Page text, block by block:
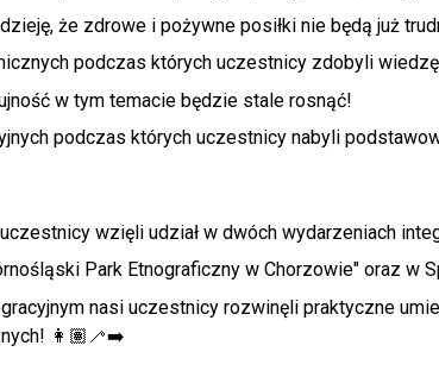
że zdrowe i pożywne posiłki nie będą już
podczas których uczestnicy zdobyli
w tym temacie będzie stale rosnąć!
podczas których uczestnicy nabyli
wzięli udział w dwóch wydarzeniach
Park Etnograficzny w Chorzowie" oraz w
nasi uczestnicy rozwinęli praktyczne
👩🏽‍🦯‍➡️